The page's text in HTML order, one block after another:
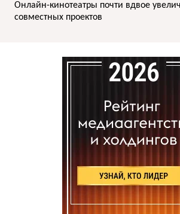
Онлайн-кинотеатры почти вдвое
совместных проектов